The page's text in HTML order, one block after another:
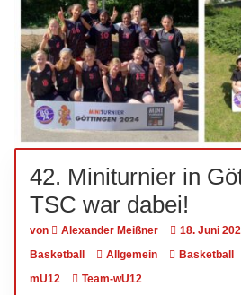
42. Miniturnier in
TSC war dabei!
von Alexander Meißner 18. Juni
Basketball
Allgemein Basketball
mU12
Team-wU12